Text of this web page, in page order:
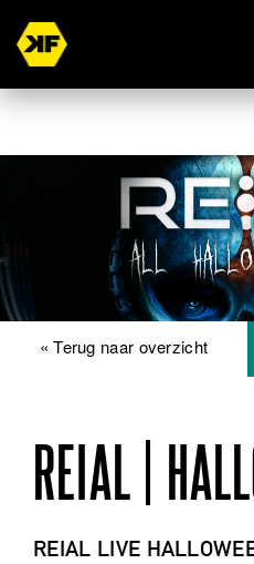
« Terug naar overzicht
REIAL |
REIAL LIVE